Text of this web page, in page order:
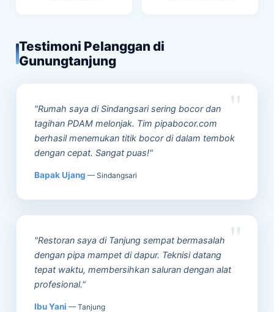
Testimoni Pelanggan di
Gunungtanjung
"Rumah saya di Sindangsari sering bocor dan
tagihan PDAM melonjak. Tim pipabocor.com
berhasil menemukan titik bocor di dalam tembok
dengan cepat. Sangat puas!"
Bapak Ujang — Sindangsari
"Restoran saya di Tanjung sempat bermasalah
dengan pipa mampet di dapur. Teknisi datang
tepat waktu, membersihkan saluran dengan alat
profesional."
Ibu Yani — Tanjung